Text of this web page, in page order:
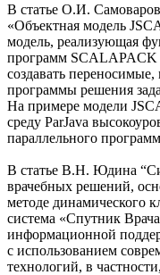
В статье О.И.
«Объектная модель
модель, реализующая
программ SCALAPACK
создавать
программы решения
На примере модели
среду ParJava
параллельного
В статье В.Н. Юдина
врачебных решений,
методе динамического
система «Спутник
информационной
с использованием
технологий, в